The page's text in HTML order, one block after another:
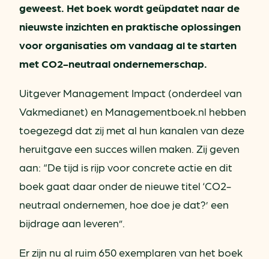
geweest. Het boek wordt geüpdatet naar de
nieuwste inzichten en praktische oplossingen
voor organisaties om vandaag al te starten
met CO2-neutraal ondernemerschap.
Uitgever Management Impact (onderdeel van
Vakmedianet) en Managementboek.nl hebben
toegezegd dat zij met al hun kanalen van deze
heruitgave een succes willen maken. Zij geven
aan: “De tijd is rijp voor concrete actie en dit
boek gaat daar onder de nieuwe titel ‘CO2-
neutraal ondernemen, hoe doe je dat?’ een
bijdrage aan leveren”.
Er zijn nu al ruim 650 exemplaren van het boek